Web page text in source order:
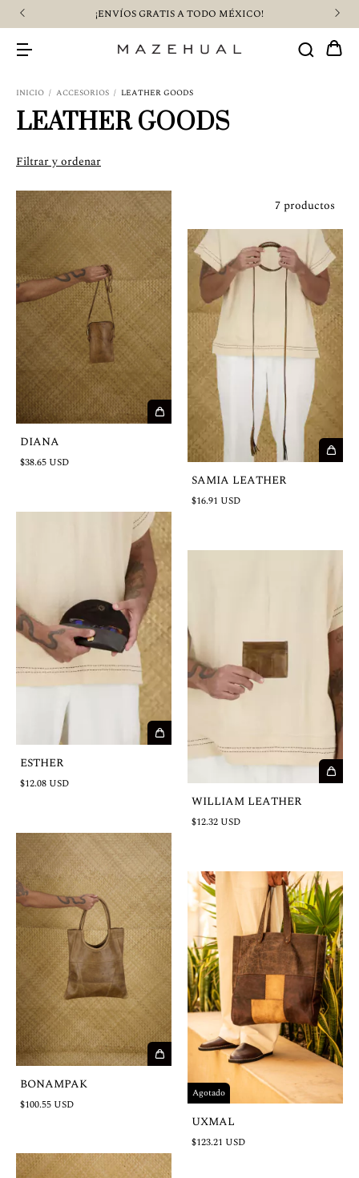
¡ENVÍOS GRATIS A TODO MÉXICO!
INICIO / ACCESORIOS / LEATHER GOODS
LEATHER GOODS
Filtrar y ordenar
7 productos
DIANA
$38.65 USD
SAMIA LEATHER
$16.91 USD
ESTHER
$12.08 USD
WILLIAM LEATHER
$12.32 USD
BONAMPAK
$100.55 USD
Agotado
UXMAL
$123.21 USD